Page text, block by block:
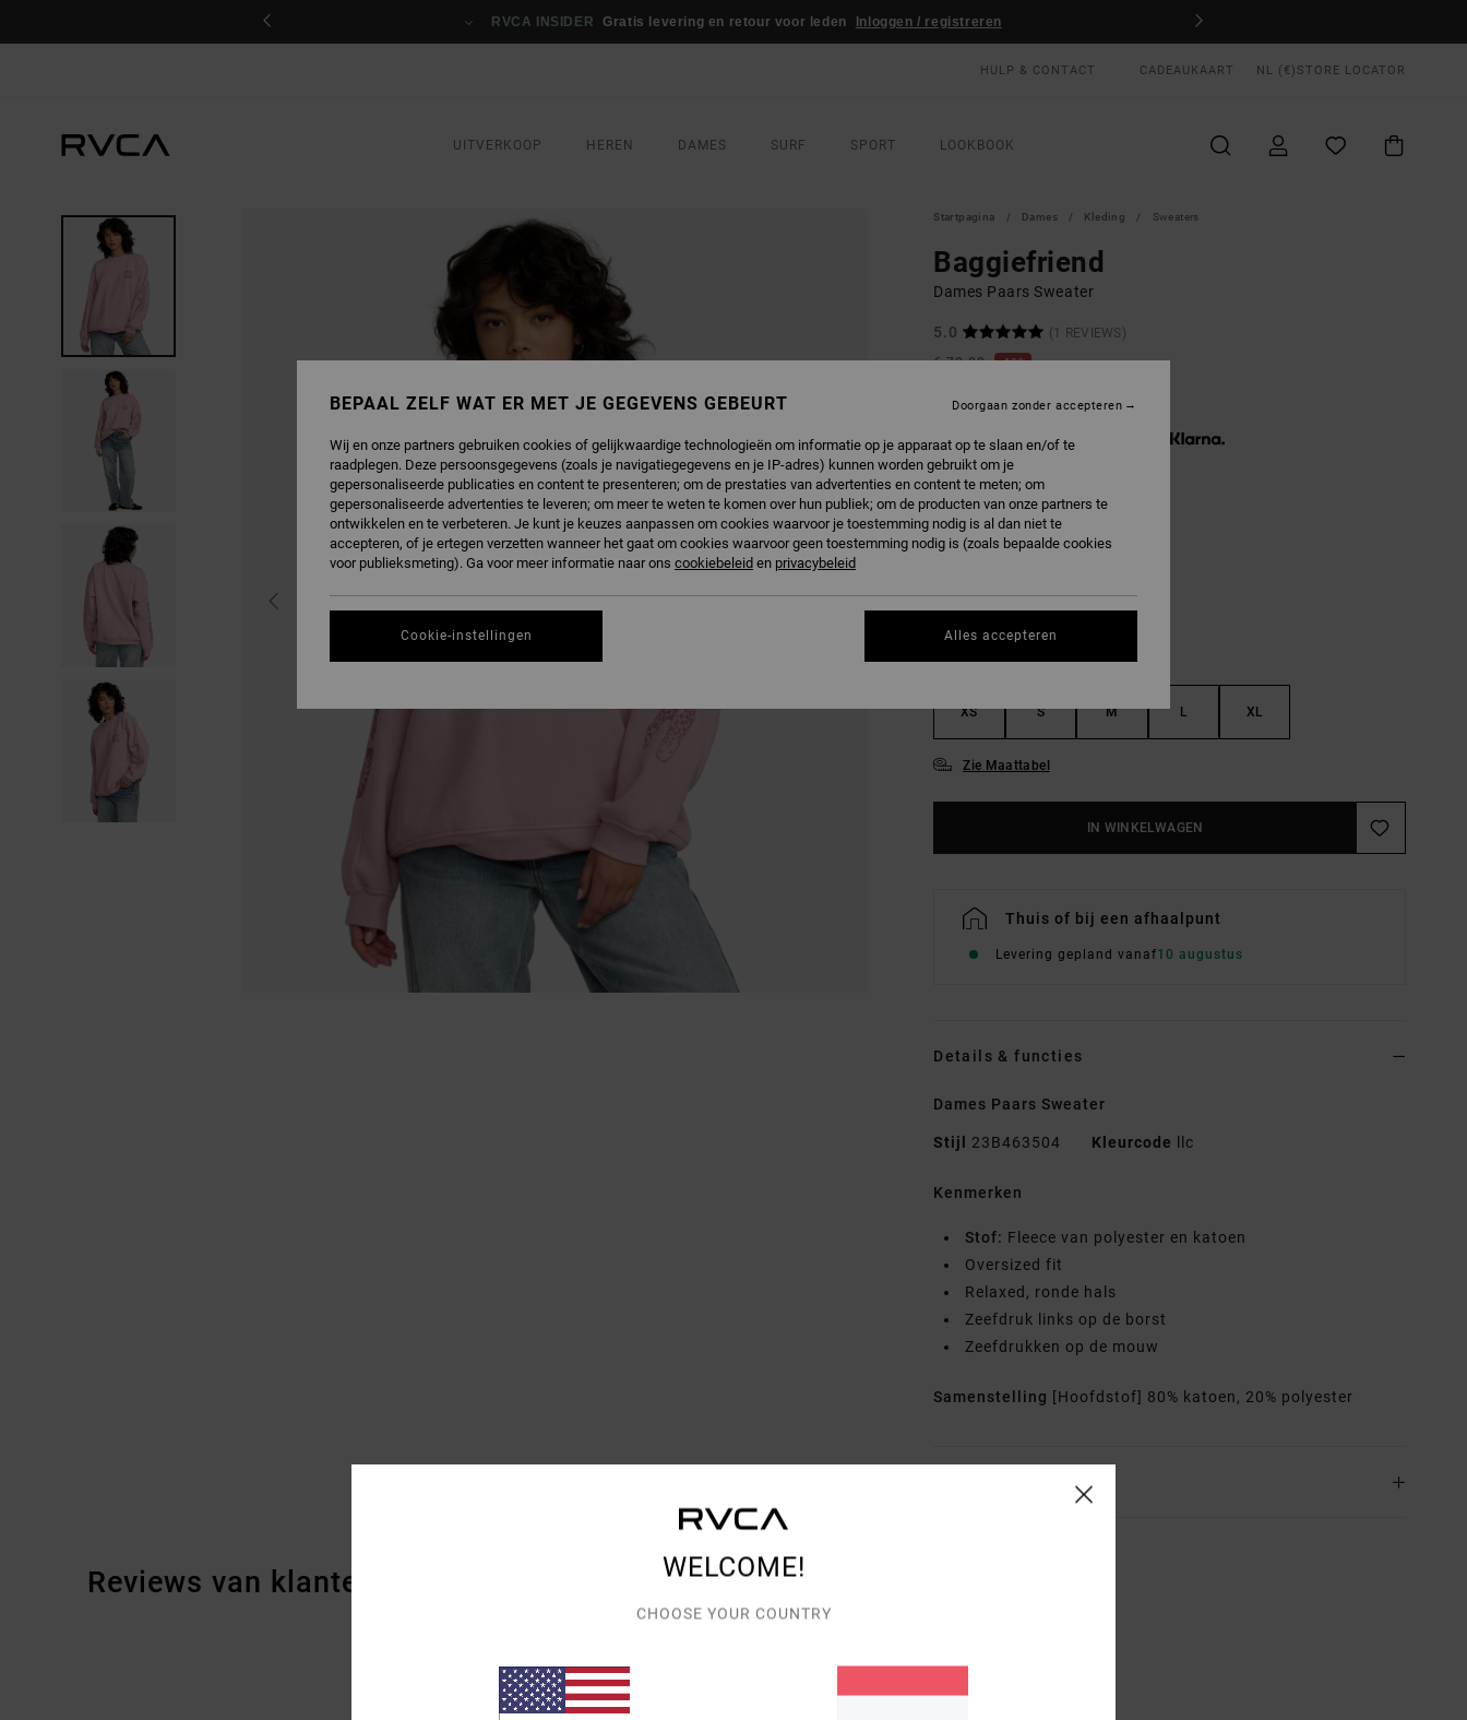
RVCA INSIDER Gratis levering en retour voor leden Inloggen / registreren
HULP & CONTACT CADEAUKAART NL (€) STORE LOCATOR
UITVERKOOP HEREN DAMES SURF SPORT LOOKBOOK
Startpagina Dames Kleding Sweaters
Baggiefriend
Dames Paars Sweater
5.0
(1 REVIEWS)
€ 70,00
40%
Betaal 3 x € 14,00, zonder rente met
SALE
KLEUR Lush Lilac
XS S M L XL
Zie Maattabel
IN WINKELWAGEN
Thuis of bij een afhaalpunt
Levering gepland vanaf10 augustus
Details & functies
Dames Paars Sweater
Stijl 23B463504 Kleurcode llc
Kenmerken
Stof: Fleece van polyester en katoen
Oversized fit
Relaxed, ronde hals
Zeefdruk links op de borst
Zeefdrukken op de mouw
Samenstelling [Hoofdstof] 80% katoen, 20% polyester
Bezorging & Retour
Reviews van klanten WELCOME!
CHOOSE YOUR COUNTRY
BEPAAL ZELF WAT ER MET JE GEGEVENS GEBEURT
Wij en onze partners gebruiken cookies of gelijkwaardige technologieën om informatie op je apparaat op te slaan en/of te
raadplegen. Deze persoonsgegevens (zoals je navigatiegegevens en je IP-adres) kunnen worden gebruikt om je
gepersonaliseerde publicaties en content te presenteren; om de prestaties van advertenties en content te meten; om
gepersonaliseerde advertenties te leveren; om meer te weten te komen over hun publiek; om de producten van onze partners te
ontwikkelen en te verbeteren. Je kunt je keuzes aanpassen om cookies waarvoor je toestemming nodig is al dan niet te
accepteren, of je ertegen verzetten wanneer het gaat om cookies waarvoor geen toestemming nodig is (zoals bepaalde cookies
voor publieksmeting). Ga voor meer informatie naar ons cookiebeleid en privacybeleid
Cookie-instellingen
Doorgaan zonder accepteren
Alles accepteren